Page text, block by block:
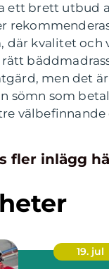
ett brett utbud
där kvalitet och
men det
sömn som
välbefinnande
fler inlägg
19. jul